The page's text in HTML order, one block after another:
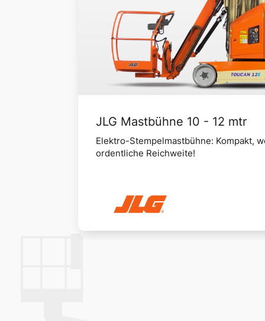
JLG Mastbühne 10 - 12 mtr
Elektro-Stempelmastbühne: Kompakt,
ordentliche Reichweite!